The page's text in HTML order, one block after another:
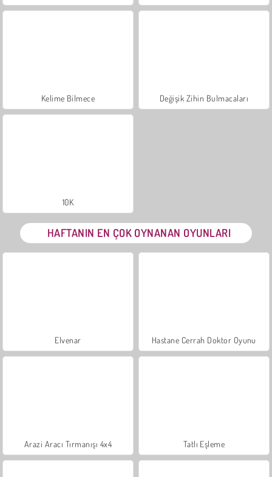
Kelime Bilmece Değişik Zihin Bulmacaları
10K
HAFTANIN EN ÇOK OYNANAN OYUNLARI
Elvenar Hastane Cerrah Doktor Oyunu
Arazi Aracı Tırmanışı 4x4 Tatlı Eşleme